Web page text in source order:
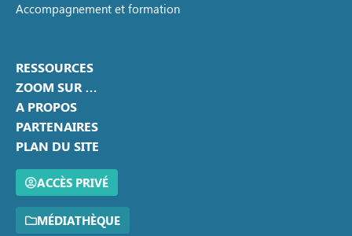
Accompagnement et formation
RESSOURCES
ZOOM SUR …
A PROPOS
PARTENAIRES
PLAN DU SITE
ACCÈS PRIVÉ
MÉDIATHÈQUE